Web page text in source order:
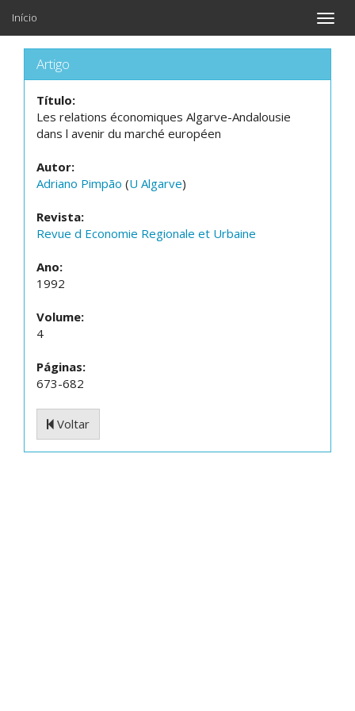
Toggle
Início
Artigo
Título:
Les relations économiques Algarve-Andalousie
dans l avenir du marché européen
Autor:
Adriano Pimpão (U Algarve)
Revista:
Revue d Economie Regionale et Urbaine
Ano:
1992
Volume:
4
Páginas:
673-682
Voltar